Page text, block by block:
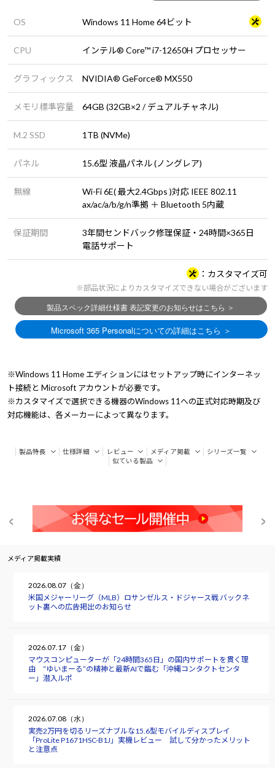
OS Windows 11 Home 64ビット
CPU インテル® Core™ i7-12650H プロセッサー
グラフィックス NVIDIA® GeForce® MX550
メモリ標準容量 64GB (32GB×2 / デュアルチャネル)
M.2 SSD 1TB (NVMe)
パネル 15.6型 液晶パネル (ノングレア)
無線
Wi-Fi 6E( 最大2.4Gbps )対応 IEEE 802.11
ax/ac/a/b/g/n準拠 ＋ Bluetooth 5内蔵
保証期間
3年間センドバック修理保証・24時間×365日
電話サポート
カスタマイズ可
※部品状況によりカスタマイズできない場合がございます
※Windows 11 Home エディションにはセットアップ時にインターネッ
ト接続と Microsoft アカウントが必要です。
※カスタマイズで選択できる機器のWindows 11への正式対応時期及び
対応機能は、各メーカーによって異なります。
製品特長 仕様詳細 レビュー メディア掲載
シリーズ一覧
似ている製品
メディア掲載実績
2026.08.07（金）
米国メジャーリーグ（MLB）ロサンゼルス・ドジャース戦 バックネ
ット裏への広告掲出のお知らせ
2026.07.17（金）
マウスコンピューターが「24時間365日」の国内サポートを貫く理
由 “ゆいまーる”の精神と最新AIで臨む「沖縄コンタクトセンタ
ー」潜入ルポ
2026.07.08（水）
実売2万円を切るリーズナブルな15.6型モバイルディスプレイ
「ProLite P1671HSC-B1J」実機レビュー 試して分かったメリット
と注意点